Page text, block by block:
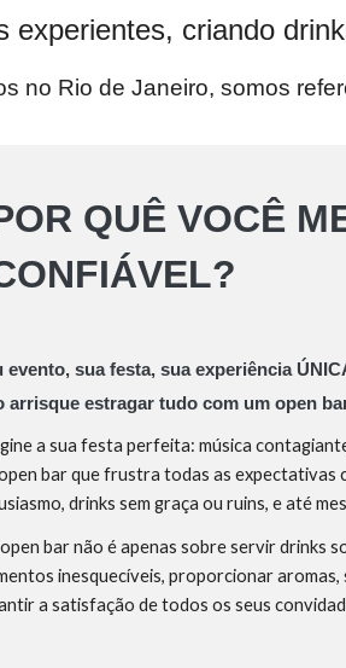
criando
no Rio de Janeiro, somos
QUÊ VOCÊ
evento, sua festa, sua experiência
arrisque estragar tudo com um open
a sua festa perfeita: música
bar que frustra todas as expectativas
drinks sem graça ou ruins, e até
bar não é apenas sobre servir drinks
inesquecíveis, proporcionar
a satisfação de todos os seus